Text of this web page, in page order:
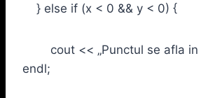
} else if (x < 0 && y < 0) {
cout << „Punctul se afla in
endl;